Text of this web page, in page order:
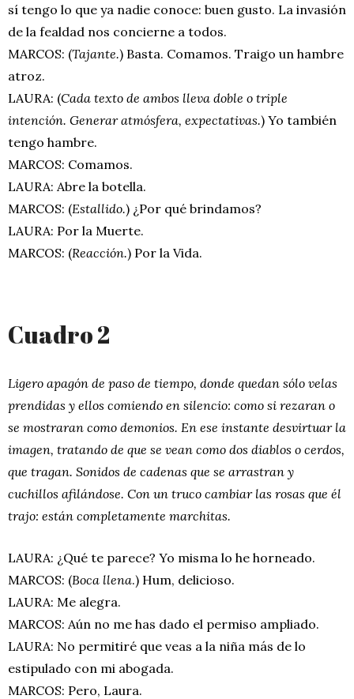
sí tengo lo que ya nadie conoce: buen gusto. La invasión
de la fealdad nos concierne a todos.
MARCOS: (Tajante.) Basta. Comamos. Traigo un hambre
atroz.
LAURA: (Cada texto de ambos lleva doble o triple
intención. Generar atmósfera, expectativas.) Yo también
tengo hambre.
MARCOS: Comamos.
LAURA: Abre la botella.
MARCOS: (Estallido.) ¿Por qué brindamos?
LAURA: Por la Muerte.
MARCOS: (Reacción.) Por la Vida.
Cuadro 2
Ligero apagón de paso de tiempo, donde quedan sólo velas
prendidas y ellos comiendo en silencio: como si rezaran o
se mostraran como demonios. En ese instante desvirtuar la
imagen, tratando de que se vean como dos diablos o cerdos,
que tragan. Sonidos de cadenas que se arrastran y
cuchillos afilándose. Con un truco cambiar las rosas que él
trajo: están completamente marchitas.
LAURA: ¿Qué te parece? Yo misma lo he horneado.
MARCOS: (Boca llena.) Hum, delicioso.
LAURA: Me alegra.
MARCOS: Aún no me has dado el permiso ampliado.
LAURA: No permitiré que veas a la niña más de lo
estipulado con mi abogada.
MARCOS: Pero, Laura.